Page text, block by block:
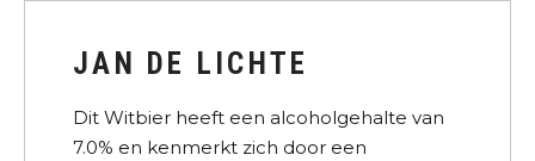
JAN DE LICHTE
Dit Witbier heeft een alcoholgehalte van
7.0% en kenmerkt zich door een